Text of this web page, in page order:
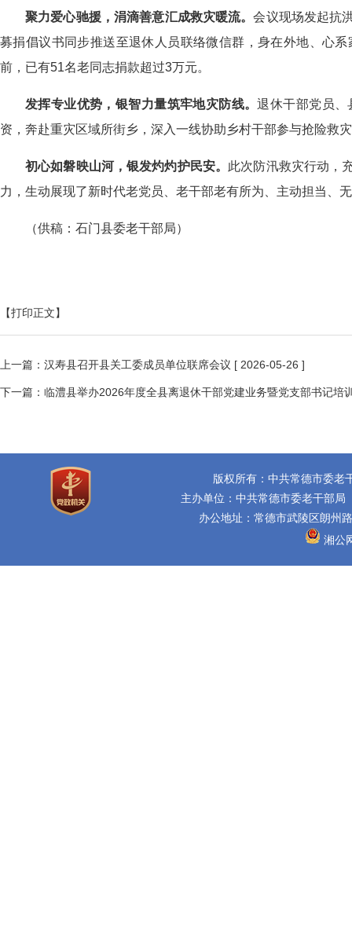
聚力爱心驰援， 涓滴善意汇成救灾暖流。会议现场发起抗
募捐倡议书同步推送至退休人员联络微信群，身在外地、心
前，已有51名老同志捐款超过3万元。
发挥专业优势 ， 银智力量筑牢地灾防线。退休干部党员
资，奔赴重灾区域所街乡，深入一线协助乡村干部参与抢险救
初心如磐映山河，银发灼灼护民安。 此次防汛救灾行动，
力，生动展现了新时代老党员、老干部老有所为、主动担当、
（供稿：石门县委老干部局）
【打印正文】
上一篇： 汉寿县召开县关工委成员单位联席会议 [ 2026-05-26 ]
下一篇： 临澧县举办2026年度全县离退休干部党建业务暨党支部书记培
版权所有：中共常德市委老
主办单位：中共常德市委老干部
办公地址：常德市武陵区朗
湘公